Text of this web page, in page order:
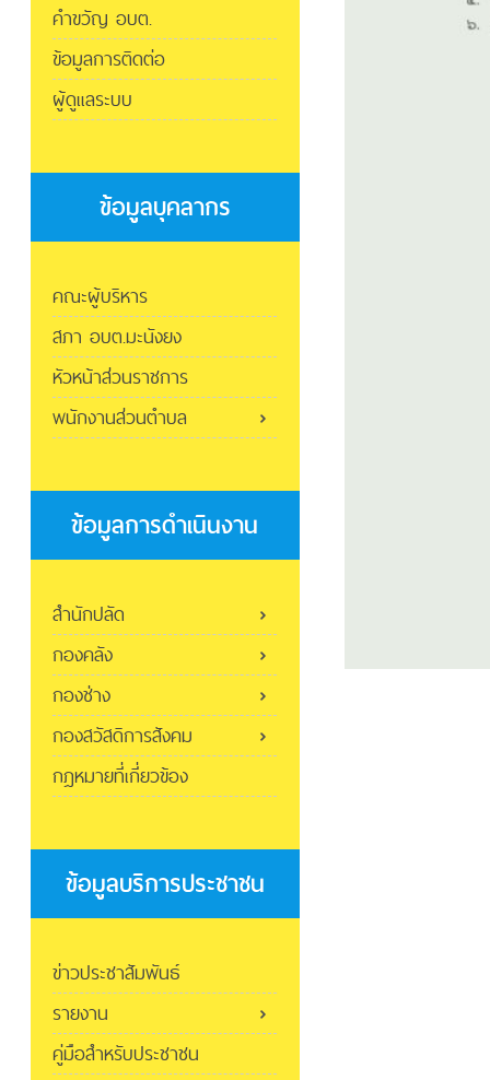
คำขวัญ อบต.
ข้อมูลการติดต่อ
ผู้ดูแลระบบ
ข้อมูลบุคลากร
คณะผู้บริหาร
สภา อบต.มะนังยง
หัวหน้าส่วนราชการ
พนักงานส่วนตำบล
ข้อมูลการดำเนินงาน
สำนักปลัด
กองคลัง
กองช่าง
กองสวัสดิการสังคม
กฎหมายที่เกี่ยวข้อง
ข้อมูลบริการประชาชน
ข่าวประชาสัมพันธ์
รายงาน
คู่มือสำหรับประชาชน